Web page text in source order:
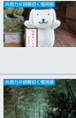
共感力＠誤解招く慣用語
共感力＠誤解招く慣用語